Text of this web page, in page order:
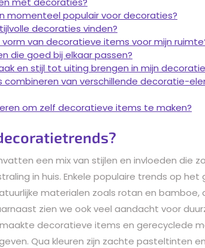
momenteel populair voor decoraties?
decoraties vinden?
van decoratieve items voor mijn
die goed bij elkaar passen?
en stijl tot uiting brengen in mijn
combineren van verschillende decoratie-
om zelf decoratieve items te maken?
een mix van stijlen en invloeden die
in huis. Enkele populaire trends op het
materialen zoals rotan en bamboe,
zien we ook veel aandacht voor
decoratieve items en gerecyclede
Qua kleuren zijn zachte pasteltinten